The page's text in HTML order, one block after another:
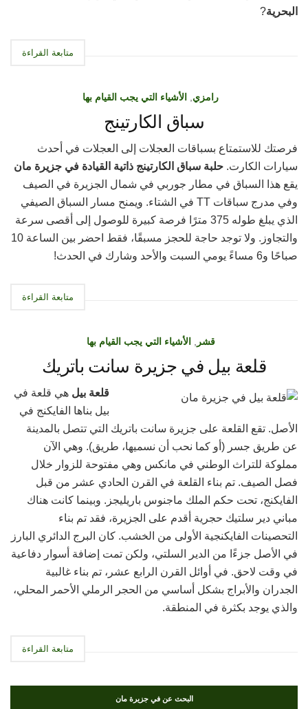
البحرية?
متابعة القراءة
رامزي الأشياء التي يجب القيام بها
سباق الكارتينج
فرصتك للاستمتاع بسباقات العجلات إلى العجلات في أحدث
سيارات الكارت. حلبة سباق الكارتينج ذاتية القيادة في جزيرة مان
يقع هذا السباق في مطار جوربي في شمال الجزيرة في الصيف
وفي مدرج سباقات TT في الشتاء. ويمنح مسار السباق الصيفي
الذي يبلغ طوله 375 مترًا فرصة كبيرة للوصول إلى أقصى سرعة
والتجاوز. ولا توجد حاجة للحجز مسبقًا، فقط احضر بين الساعة 10
صباحًا و6 مساءً يومي السبت والأحد وشارك في الحدث!
متابعة القراءة
قشر الأشياء التي يجب القيام بها
قلعة بيل في جزيرة سانت باتريك
قلعة بيل هي قلعة في
بيل بناها الفايكنج في
الأصل. تقع القلعة على جزيرة سانت باتريك التي تتصل بالمدينة
عن طريق جسر (أو كما نحب أن نسميها، طريق). وهي الآن
مملوكة للتراث الوطني في مانكس وهي مفتوحة للزوار خلال
فصل الصيف. تم بناء القلعة في القرن الحادي عشر من قبل
الفايكنج، تحت حكم الملك ماجنوس باريليجز. وبينما كانت هناك
مباني دير سلتيك حجرية أقدم على الجزيرة، فقد تم بناء
التحصينات الفايكنجية الأولى من الخشب. كان البرج الدائري البارز
في الأصل جزءًا من الدير السلتي، ولكن تمت إضافة أسوار دفاعية
في وقت لاحق. في أوائل القرن الرابع عشر، تم بناء غالبية
الجدران والأبراج بشكل أساسي من الحجر الرملي الأحمر المحلي،
والذي يوجد بكثرة في المنطقة.
متابعة القراءة
البحث عن في جزيرة مان